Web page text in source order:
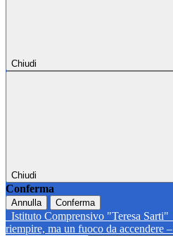
Chiudi
Chiudi
Conferma
Annulla Conferma
Istituto Comprensivo "Teresa Sarti"
riempire, ma un fuoco da accendere